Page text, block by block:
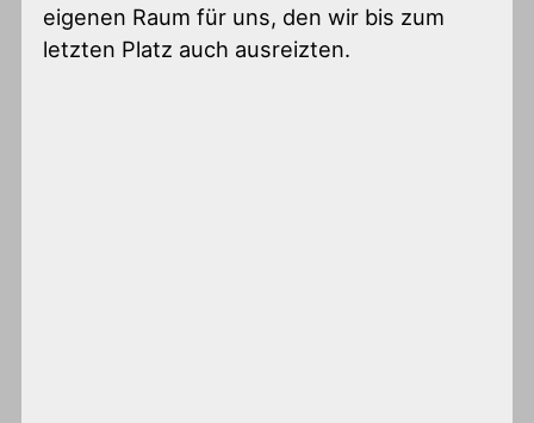
eigenen Raum für uns, den wir bis zum
letzten Platz auch ausreizten.